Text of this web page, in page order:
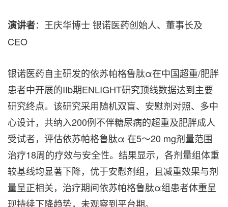
演讲者：王庆华博士 银诺医药创始人、董事长及
CEO
银诺医药自主研发的依苏帕格鲁肽α在中国超重/肥胖
患者中开展的IIb期ENLIGHT研究顶线数据达到主要
研究终点。该研究采用随机双盲、安慰剂对照、多中
心设计，共纳入200例不伴糖尿病的超重及肥胖成人
受试者，评估依苏帕格鲁肽α 在5～20 mg剂量范围
治疗18周的疗效与安全性。结果显示，各剂量组体重
较基线均显著下降，优于安慰剂组，且减重效果与剂
量呈正相关，治疗期间依苏帕格鲁肽α组患者体重呈
现持续下降趋势，未观察到平台期。